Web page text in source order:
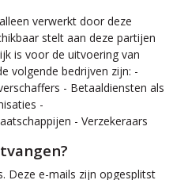
verwerkt door deze
stelt aan deze partijen
is voor de uitvoering van
volgende bedrijven zijn: -
- Betaaldiensten als
-
- Verzekeraars
Deze e-mails zijn opgesplitst